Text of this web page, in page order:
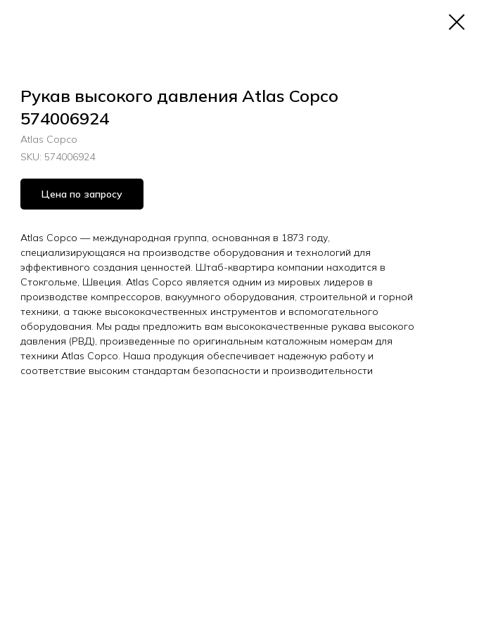
Рукав высокого давления Atlas Copco
574006924
Atlas Copco
SKU: 574006924
Цена по запросу
Atlas Copco — международная группа, основанная в 1873 году,
специализирующаяся на производстве оборудования и технологий для
эффективного создания ценностей. Штаб-квартира компании находится в
Стокгольме, Швеция. Atlas Copco является одним из мировых лидеров в
производстве компрессоров, вакуумного оборудования, строительной и горной
техники, а также высококачественных инструментов и вспомогательного
оборудования. Мы рады предложить вам высококачественные рукава высокого
давления (РВД), произведенные по оригинальным каталожным номерам для
техники Atlas Copco. Наша продукция обеспечивает надежную работу и
соответствие высоким стандартам безопасности и производительности